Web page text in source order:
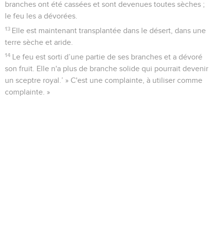
branches ont été cassées et sont devenues toutes sèches ;
le feu les a dévorées.
13 Elle est maintenant transplantée dans le désert, dans une
terre sèche et aride.
14
Le feu est sorti d’une partie de ses branches et a dévoré
son fruit. Elle n'a plus de branche solide qui pourrait devenir
un sceptre royal.’ » C'est une complainte, à utiliser comme
complainte. »